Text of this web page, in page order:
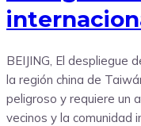
BEIJING, El despliegue
la región china de
peligroso y requiere un
vecinos y la comunidad